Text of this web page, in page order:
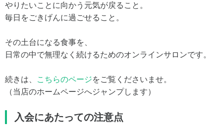
やりたいことに向かう元気が戻ること。
毎日をごきげんに過ごせること。
その土台になる食事を、
日常の中で無理なく続けるためのオンラインサロンです。
続きは、 こちらのページをご覧くださいませ。
（当店のホームページへジャンプします）
入会にあたっての注意点